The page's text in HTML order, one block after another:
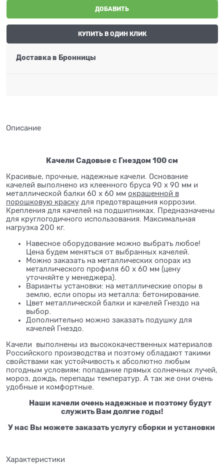
ДОБАВИТЬ
КУПИТЬ В ОДИН КЛИК
Доставка в Бронницы
Описание
Качели Садовые с Гнездом 100 см
Красивые, прочные, надежные качели. Основание
качелей выполнено из клеенного бруса 90 х 90 мм и
металлической балки 60 х 60 мм окрашенной в
порошковую краску для предотвращения коррозии.
Крепления для качелей на подшипниках. Предназначены
для круглогодичного использования. Максимальная
нагрузка 200 кг.
Навесное оборудование можно выбрать любое!
Цена будем меняться от выбранных качелей.
Можно заказать на металлических опорах из
металлического профиля 60 x 60 мм (цену
уточняйте у менеджера).
Варианты установки: на металлические опоры в
землю, если опоры из металла: бетонирование.
Цвет металлической балки и качелей Гнездо на
выбор.
Дополнительно можно заказать подушку для
качелей Гнездо.
Качели выполнены из высококачественных материалов
Российского производства и поэтому обладают такими
свойствами как устойчивость к абсолютно любым
погодным условиям: попадание прямых солнечных лучей,
мороз, дождь, перепады температур. А так же они очень
удобные и комфортные.
Наши качели очень надежные и поэтому будут
служить Вам долгие годы!
У нас Вы можете заказать услугу сборки и установки
Характеристики